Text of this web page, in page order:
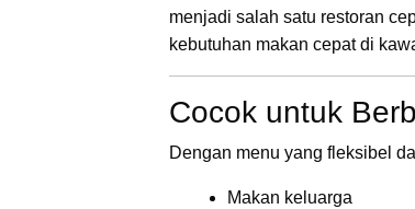
menjadi salah satu restoran
kebutuhan makan cepat di
Cocok untuk
Dengan menu yang fleksibel
Makan keluarga